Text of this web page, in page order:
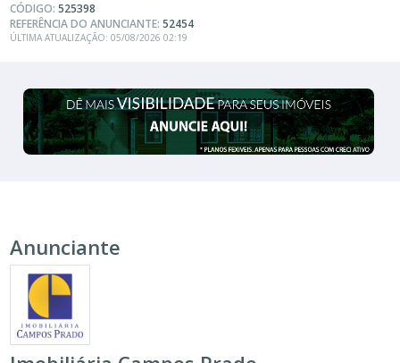
CÓDIGO:525398
REFERÊNCIA DO ANUNCIANTE:52454
ÚLTIMA ATUALIZAÇÃO: 05/08/2026 02:19
Anunciante